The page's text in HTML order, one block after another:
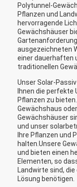
Polytunnel-
Pflanzen und
hervorragende
Gewächshäuser
ausgezeichneten
einer dauerhaften
traditionellen
Unser Solar-
Ihnen die perfekte
Pflanzen zu
Gewächshaus
Gewächshäuser
und unser
Ihre Pflanzen und
halten.Unsere
und bieten einen
Elementen, so
Landwirte sind,
Lösung benötigen.